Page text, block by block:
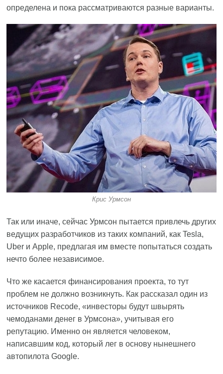
определена и пока рассматриваются разные варианты.
Крис Урмсон
Так или иначе, сейчас Урмсон пытается привлечь других
ведущих разработчиков из таких компаний, как Tesla,
Uber и Apple, предлагая им вместе попытаться создать
нечто более независимое.
Что же касается финансирования проекта, то тут
проблем не должно возникнуть. Как рассказал один из
источников Recode, «инвесторы будут швырять
чемоданами денег в Урмсона», учитывая его
репутацию. Именно он является человеком,
написавшим код, который лег в основу нынешнего
автопилота Google.